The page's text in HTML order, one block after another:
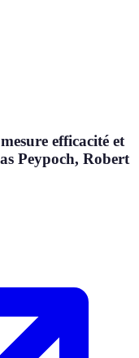
efficacité et
Peypoch, Robert